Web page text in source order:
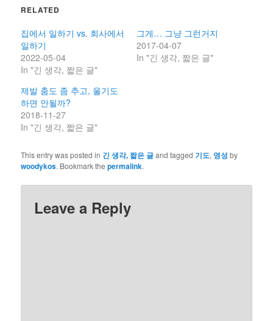
RELATED
집에서 일하기 vs. 회사에서
일하기
2022-05-04
In "긴 생각, 짧은 글"
그게… 그냥 그런거지
2017-04-07
In "긴 생각, 짧은 글"
제발 춤도 좀 추고, 울기도
하면 안될까?
2018-11-27
In "긴 생각, 짧은 글"
This entry was posted in 긴 생각, 짧은 글and tagged기도, 영성 by
woodykos. Bookmark thepermalink.
Leave a Reply